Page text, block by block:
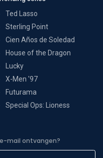
Ted Lasso
Sterling Point
Cien Años de Soledad
House of the Dragon
Lucky
X-Men '97
Futurama
Special Ops: Lioness
mail ontvangen?